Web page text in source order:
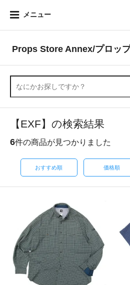
メニュー
Props Store Annex/プロッ
【EXF】の検索結果
6件の商品が見つかりました
おすすめ順 価格順